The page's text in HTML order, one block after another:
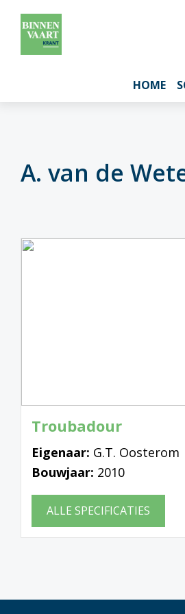
HOME
A. van de
Troubadour
Eigenaar: G.T. Oosterom
Bouwjaar: 2010
ALLE SPECIFICATIES